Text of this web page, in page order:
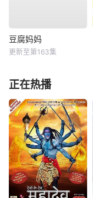
豆腐妈妈
更新至第163集
正在热播